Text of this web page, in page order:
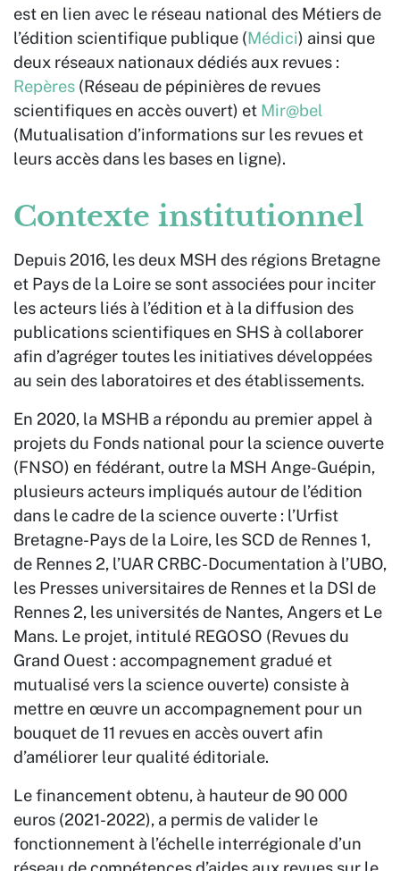
est en lien avec le réseau national des Métiers de
l’édition scientifique publique (Médici) ainsi que
deux réseaux nationaux dédiés aux revues :
Repères (Réseau de pépinières de revues
scientifiques en accès ouvert) et Mir@bel
(Mutualisation d’informations sur les revues et
leurs accès dans les bases en ligne).
Contexte institutionnel
Depuis 2016, les deux MSH des régions Bretagne
et Pays de la Loire se sont associées pour inciter
les acteurs liés à l’édition et à la diffusion des
publications scientifiques en SHS à collaborer
afin d’agréger toutes les initiatives développées
au sein des laboratoires et des établissements.
En 2020, la MSHB a répondu au premier appel à
projets du Fonds national pour la science ouverte
(FNSO) en fédérant, outre la MSH Ange-Guépin,
plusieurs acteurs impliqués autour de l’édition
dans le cadre de la science ouverte : l’Urfist
Bretagne-Pays de la Loire, les SCD de Rennes 1,
de Rennes 2, l’UAR CRBC-Documentation à l’UBO,
les Presses universitaires de Rennes et la DSI de
Rennes 2, les universités de Nantes, Angers et Le
Mans. Le projet, intitulé REGOSO (Revues du
Grand Ouest : accompagnement gradué et
mutualisé vers la science ouverte) consiste à
mettre en œuvre un accompagnement pour un
bouquet de 11 revues en accès ouvert afin
d’améliorer leur qualité éditoriale.
Le financement obtenu, à hauteur de 90 000
euros (2021-2022), a permis de valider le
fonctionnement à l’échelle interrégionale d’un